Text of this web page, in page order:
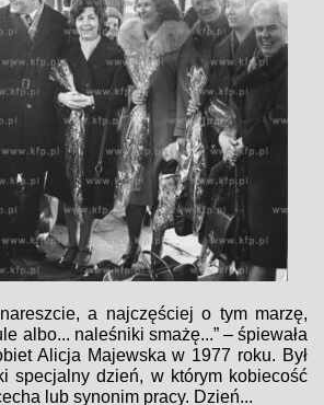
a najczęściej o tym marzę,
albo... naleśniki smażę...” – śpiewała
Alicja Majewska w 1977 roku. Był
specjalny dzień, w którym kobiecość
lub synonim pracy. Dzień...